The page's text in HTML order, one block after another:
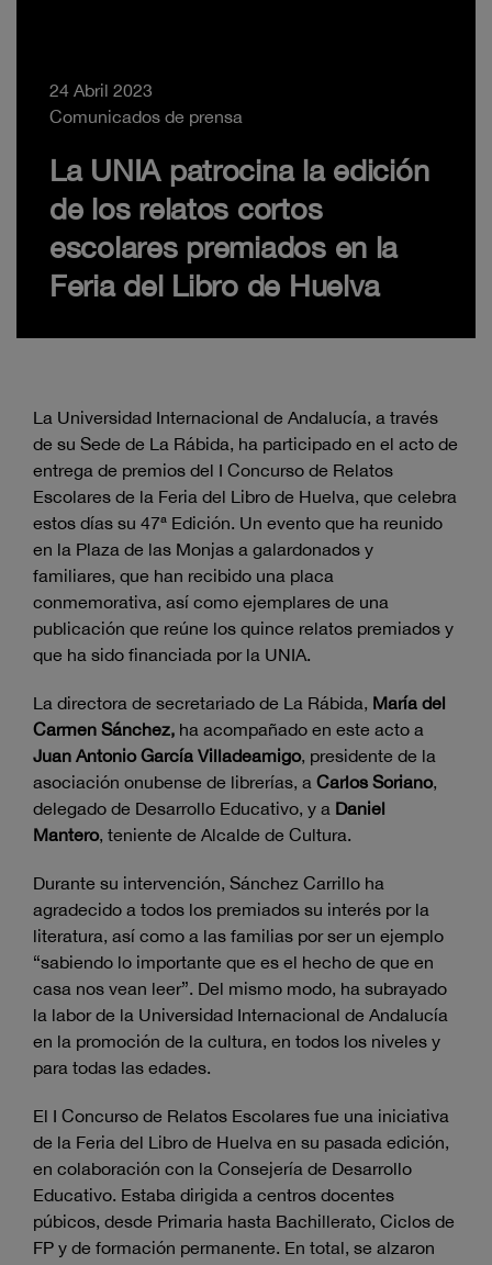
24 Abril 2023
Comunicados de prensa
La UNIA patrocina la edición
de los relatos cortos
escolares premiados en la
Feria del Libro de Huelva
La Universidad Internacional de Andalucía, a través
de su Sede de La Rábida, ha participado en el acto de
entrega de premios del I Concurso de Relatos
Escolares de la Feria del Libro de Huelva, que celebra
estos días su 47ª Edición. Un evento que ha reunido
en la Plaza de las Monjas a galardonados y
familiares, que han recibido una placa
conmemorativa, así como ejemplares de una
publicación que reúne los quince relatos premiados y
que ha sido financiada por la UNIA.
La directora de secretariado de La Rábida, María del
Carmen Sánchez, ha acompañado en este acto a
Juan Antonio García Villadeamigo, presidente de la
asociación onubense de librerías, a Carlos Soriano,
delegado de Desarrollo Educativo, y a Daniel
Mantero, teniente de Alcalde de Cultura.
Durante su intervención, Sánchez Carrillo ha
agradecido a todos los premiados su interés por la
literatura, así como a las familias por ser un ejemplo
“sabiendo lo importante que es el hecho de que en
casa nos vean leer”. Del mismo modo, ha subrayado
la labor de la Universidad Internacional de Andalucía
en la promoción de la cultura, en todos los niveles y
para todas las edades.
El I Concurso de Relatos Escolares fue una iniciativa
de la Feria del Libro de Huelva en su pasada edición,
en colaboración con la Consejería de Desarrollo
Educativo. Estaba dirigida a centros docentes
púbicos, desde Primaria hasta Bachillerato, Ciclos de
FP y de formación permanente. En total, se alzaron